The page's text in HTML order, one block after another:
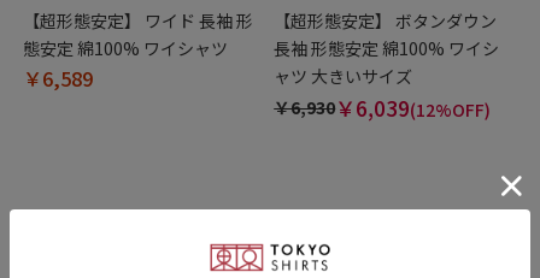
【超形態安定】 ワイド 長袖 形
態安定 綿100% ワイシャツ
￥6,589
【超形態安定】 ボタンダウン
長袖 形態安定 綿100% ワイシ
ャツ 大きいサイズ
￥6,930￥6,039(12%OFF)